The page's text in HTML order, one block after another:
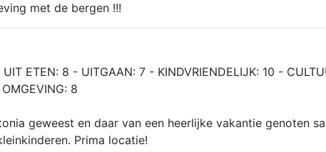
met de bergen !!!
ETEN: 8 - UITGAAN: 7 - KINDVRIENDELIJK: 10 -
8
geweest en daar van een heerlijke vakantie genoten
Prima locatie!